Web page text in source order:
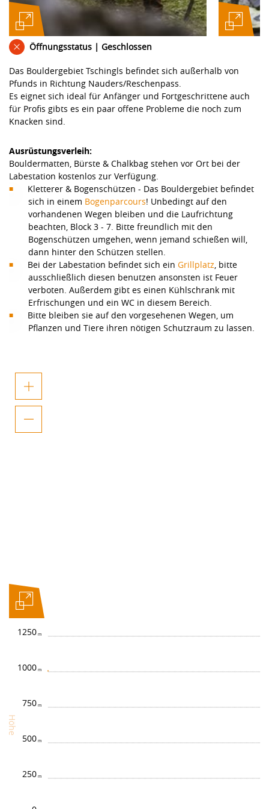
Öffnungsstatus | Geschlossen
Das Bouldergebiet Tschingls befindet sich außerhalb von
Pfunds in Richtung Nauders/Reschenpass.
Es eignet sich ideal für Anfänger und Fortgeschrittene auch
für Profis gibts es ein paar offene Probleme die noch zum
Knacken sind.
Ausrüstungsverleih:
Bouldermatten, Bürste & Chalkbag stehen vor Ort bei der
Labestation kostenlos zur Verfügung.
Kletterer & Bogenschützen - Das Bouldergebiet befindet
sich in einem Bogenparcours! Unbedingt auf den
vorhandenen Wegen bleiben und die Laufrichtung
beachten, Block 3 - 7. Bitte freundlich mit den
Bogenschützen umgehen, wenn jemand schießen will,
dann hinter den Schützen stellen.
Bei der Labestation befindet sich ein Grillplatz, bitte
ausschließlich diesen benutzen ansonsten ist Feuer
verboten. Außerdem gibt es einen Kühlschrank mit
Erfrischungen und ein WC in diesem Bereich.
Bitte bleiben sie auf den vorgesehenen Wegen, um
Pflanzen und Tiere ihren nötigen Schutzraum zu lassen.
Höhe
250
500
750
1000
1250